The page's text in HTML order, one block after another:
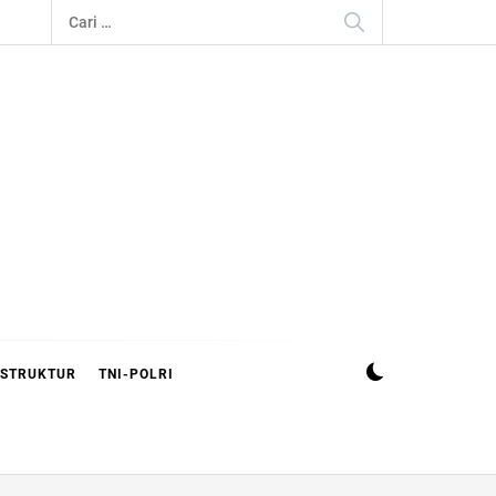
Cari
untuk:
TNI-POLRI